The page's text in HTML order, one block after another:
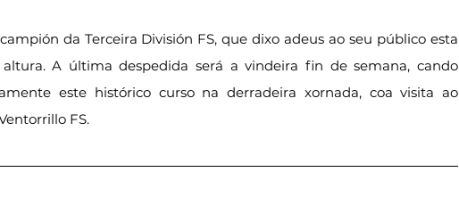
da Terceira División FS, que dixo adeus ao seu público esta
A última despedida será a vindeira fin de semana, cando
este histórico curso na derradeira xornada, coa visita ao
FS.